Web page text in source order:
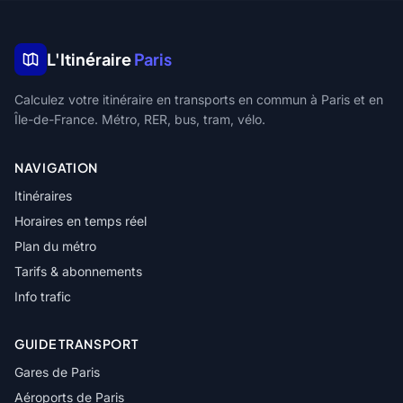
L'ItinéraireParis
Calculez votre itinéraire en transports en commun à Paris et en
Île-de-France. Métro, RER, bus, tram, vélo.
NAVIGATION
Itinéraires
Horaires en temps réel
Plan du métro
Tarifs & abonnements
Info trafic
GUIDE TRANSPORT
Gares de Paris
Aéroports de Paris